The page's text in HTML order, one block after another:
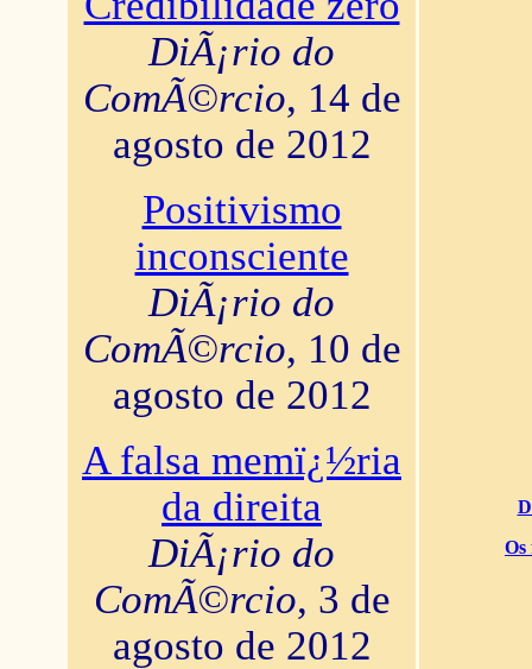
DiÃ¡rio do
ComÃ©rcio, 14 de
agosto de 2012
Positivismo
inconsciente
DiÃ¡rio do
ComÃ©rcio, 10 de
agosto de 2012
A falsa memï¿½ria
da direita
DiÃ¡rio do
ComÃ©rcio, 3 de
agosto de 2012
Os